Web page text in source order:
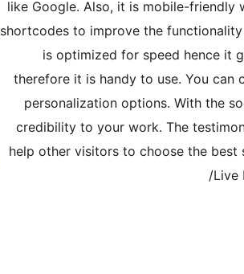
like Google. Also, it is mobile-friendly
shortcodes to improve the
is optimized for speed hence it
therefore it is handy to use. You
personalization options. With the
credibility to your work. The
help other visitors to choose the
Live